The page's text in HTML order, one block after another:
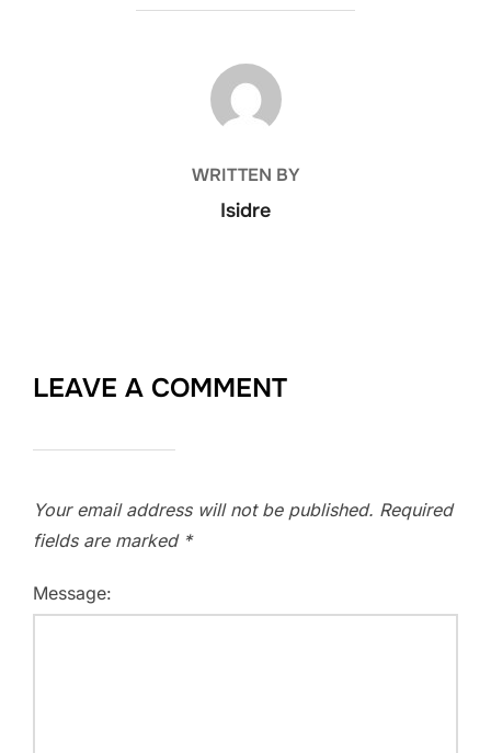
POST AUTHOR
WRITTEN BY
Isidre
LEAVE A COMMENT
Your email address will not be published. Required
fields are marked *
Message: